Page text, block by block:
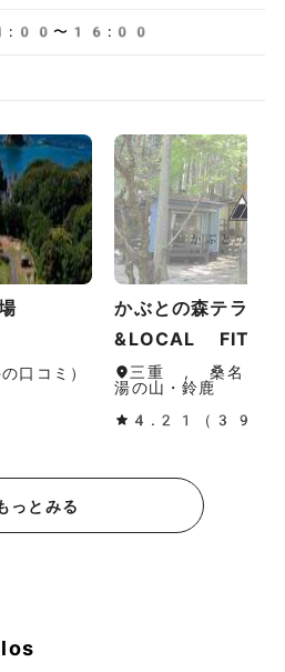
〜16:00
コミ）
かぶとの森テラ
&LOCAL
三重 , 桑名・長
湯の山・鈴鹿
4.21（396件
っとみる